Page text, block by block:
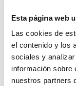
Esta página web
Las cookies de
el contenido y los
sociales y
información sobre
nuestros partners
en fábricas
Teramo, Italy
Contenido y
Camión con
de trabajo – 6
atornillar –